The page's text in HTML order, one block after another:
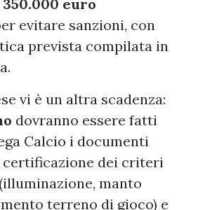
350.000 euro
evitare sanzioni, con
prevista compilata in
vi è un altra scadenza:
dovranno essere fatti
Calcio i documenti
certificazione dei criteri
manto
terreno di gioco) e